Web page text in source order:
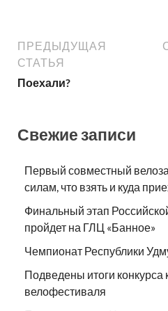
ПРЕДЫДУЩАЯ
СТАТЬЯ
Поехали?
Свежие записи
Первый совместный
силам, что взять и куда
Финальный этап
пройдет на ГЛЦ «Банное»
Чемпионат Республики
Подведены итоги
велофестиваля